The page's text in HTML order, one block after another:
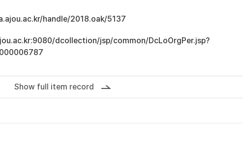
handle/2018.oak/5137
dcollection/jsp/common/DcLoOrgPer.jsp?
Show full item record